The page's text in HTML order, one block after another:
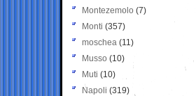
Montezemolo (7)
Monti (357)
moschea (11)
Musso (10)
Muti (10)
Napoli (319)